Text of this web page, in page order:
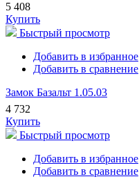
5 408
Купить
Быстрый просмотр
Добавить в избранное
Добавить в сравнение
Замок Базальт 1.05.03
4 732
Купить
Быстрый просмотр
Добавить в избранное
Добавить в сравнение